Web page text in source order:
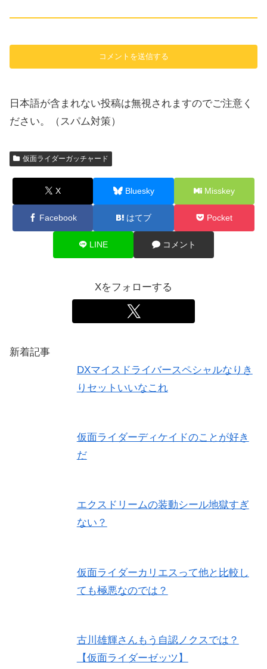
日本語が含まれない投稿は無視されますのでご注意く
ださい。（スパム対策）
仮面ライダーガッチャード
X Bluesky Misskey
Facebook はてブ Pocket
LINE コメント
Xをフォローする
新着記事
DXマイスドライバースペシャルなりき
りセットいいなこれ
仮面ライダーディケイドのことが好き
だ
エクスドリームの装動シール地獄すぎ
ない？
仮面ライダーカリエスって他と比較し
ても極悪なのでは？
古川雄輝さんもう自認ノクスでは？
【仮面ライダーゼッツ】